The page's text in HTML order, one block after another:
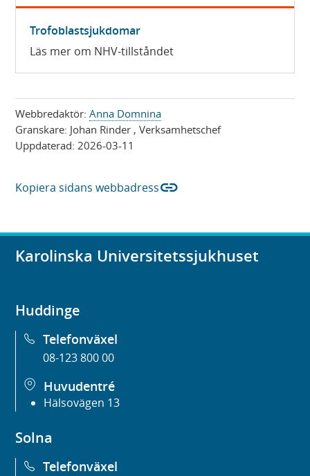
Trofoblastsjukdomar
Läs mer om NHV-tillståndet
Webbredaktör:Anna Domnina
Granskare: Johan Rinder , Verksamhetschef
Uppdaterad: 2026-03-11
Kopiera sidans webbadresslink
Karolinska Universitetssjukhuset
Huddinge
Telefonväxel
08-123 800 00
Huvudentré
Hälsovägen 13
Solna
Telefonväxel